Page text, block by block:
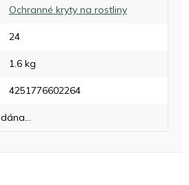
Ochranné kryty na rostliny
24
1.6 kg
4251776602264